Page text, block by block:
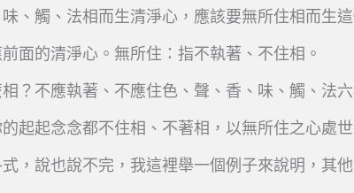
、觸、法相而生清淨心，應該要無所住相而生這
面的清淨心。無所住：指不執著、不住相。
？不應執著、不應住色、聲、香、味、觸、法六
起起念念都不住相、不著相，以無所住之心處
，說也說不完，我這裡舉一個例子來說明，其